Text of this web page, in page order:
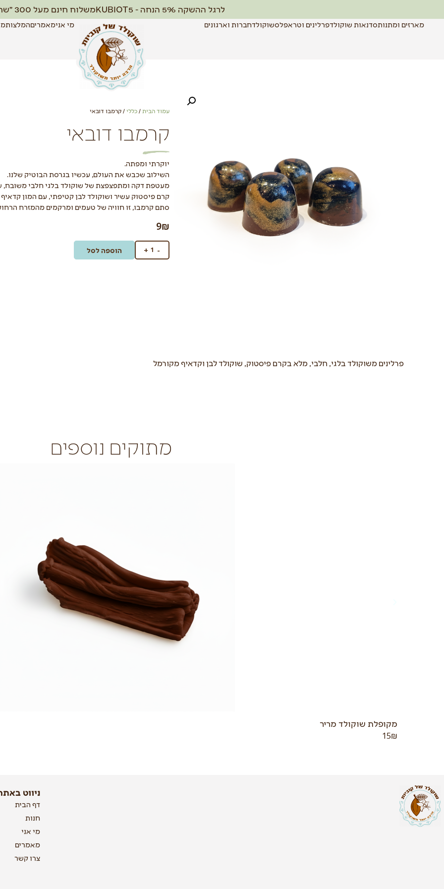
לרגל ההשקה 5% הנחה - KUBIOT5 משלוח חינם מעל 300 ״שח
מארזים ומתנותסדנאות שוקולדפרלינים וטראפלסשוקולדחברות וארגונים מי אנימאמריםהמלצות
עמוד הבית /כללי/ קרמבו דובאי
קרמבו דובאי
יוקרתי ומפתה.
השילוב שכבש את העולם, עכשיו בגרסת הבוטיק שלנו.
מעטפת דקה ומתפצפצת של שוקולד בלגי חלבי
קרם פיסטוק עשיר ושוקולד לבן קטיפתי, עם המון
סתם קרמבו, זו חוויה של טעמים ומרקמים מהמזרח
9₪
+ - הוספה לסל
פרלינים משוקולד בלגי, חלבי, מלא בקרם פיסטוק, שוקולד לבן וקדאיף מקורמל
מתוקים נוספים
מקופלת שוקולד מריר
15₪
ניווט
דף הבית
חנות
מי אני
מאמרים
צרו קשר